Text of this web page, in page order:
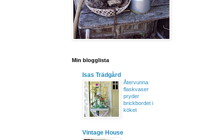
Min blogglista
Isas Trädgård
Återvunna
flaskvaser
pryder
brickbordet i
köket
Vintage House